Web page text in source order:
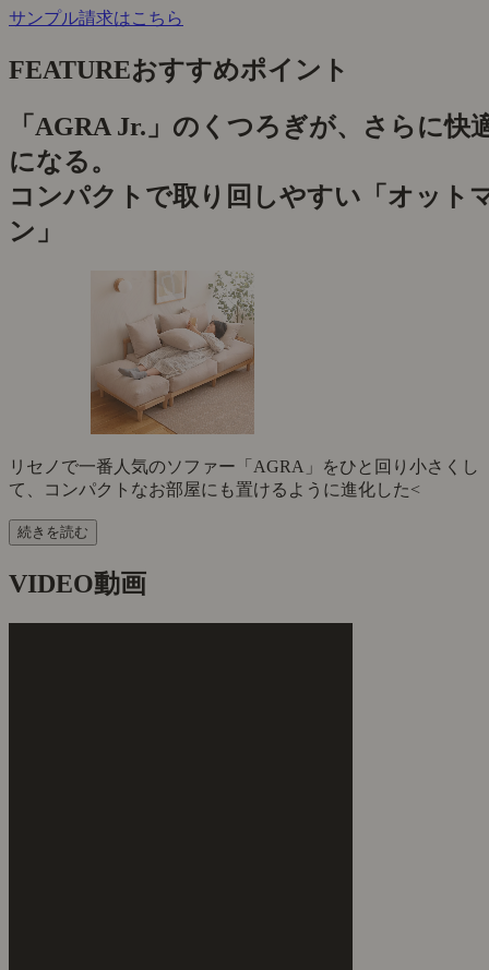
サンプル請求はこちら
FEATUREおすすめポイント
「AGRA Jr.」のくつろぎが、さらに快
になる。
コンパクトで取り回しやすい「オット
ン」
リセノで一番人気のソファー「AGRA」をひと回り小さくし
て、コンパクトなお部屋にも置けるように進化した<
続きを読む
VIDEO動画